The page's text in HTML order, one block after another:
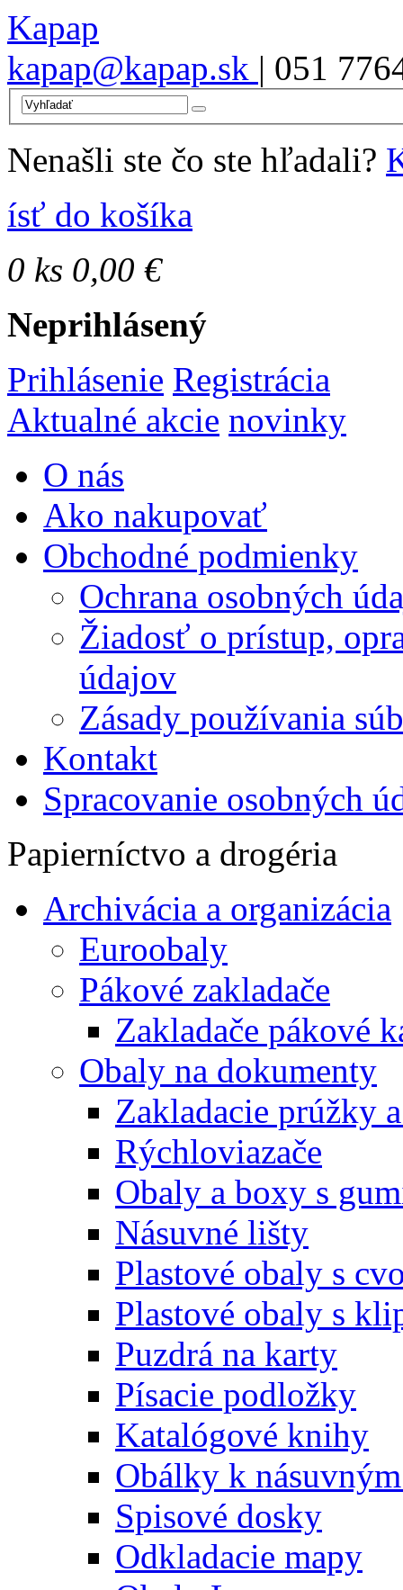
Kapap
kapap@kapap.sk | 051
Nenašli ste čo ste hľadali?
ísť do košíka
0 ks 0,00 €
Neprihlásený
Prihlásenie Registrácia
Aktualné akcie novinky
O nás
Ako nakupovať
Obchodné podmienky
Ochrana osobných
Žiadosť o prístup,
údajov
Zásady používania
Kontakt
Spracovanie osobných
Papierníctvo a drogéria
Archivácia a organizácia
Euroobaly
Pákové zakladače
Zakladače pákové
Obaly na dokumenty
Zakladacie prúžky
Rýchloviazače
Obaly a boxy s
Násuvné lišty
Plastové obaly s
Plastové obaly s
Puzdrá na karty
Písacie podložky
Katalógové knihy
Obálky k
Spisové dosky
Odkladacie mapy